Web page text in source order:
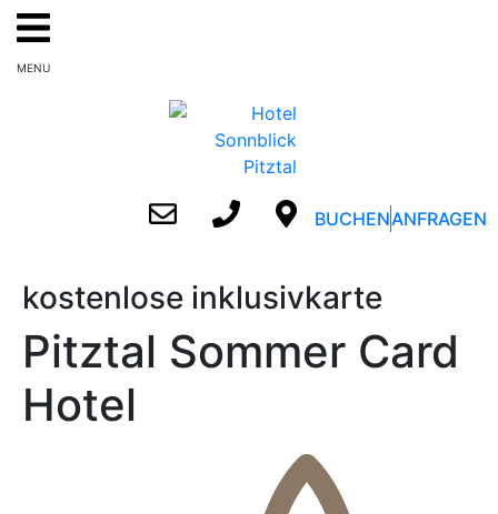
MENU
BUCHENANFRAGEN
kostenlose inklusivkarte
Pitztal Sommer Card
Hotel